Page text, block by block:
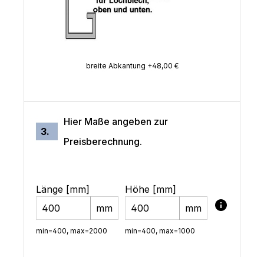
breite Abkantung +48,00 €
3.
Hier Maße angeben zur
Preisberechnung.
Länge [mm]
mm
Höhe [mm]
mm
min=400, max=2000 min=400, max=1000